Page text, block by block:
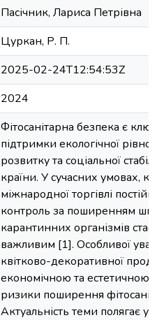
Пасічник, Лариса Петрівна
Цуркан, Р. П.
2025-02-24T12:54:53Z
2024
Фітосанітарна безпека є
підтримки екологічної
розвитку та соціальної
країни. У сучасних умовах,
міжнародної торгівлі
контроль за поширенням
карантинних організмів
важливим [1]. Особливої
квітково-декоративної
економічною та естетичною
ризики поширення
Актуальність теми полягає у